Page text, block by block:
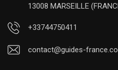
13008 MARSEILLE
+33744750411
contact@guides-